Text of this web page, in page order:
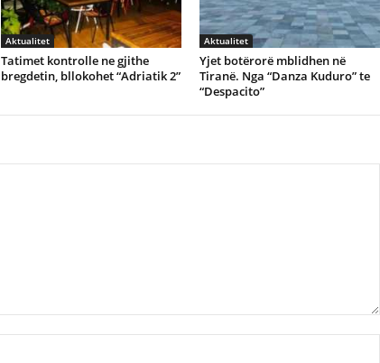
Aktualitet
Tatimet kontrolle ne gjithe
bregdetin, bllokohet “Adriatik 2”
Aktualitet
Yjet botërorë mblidhen në
Tiranë. Nga “Danza Kuduro” te
“Despacito”